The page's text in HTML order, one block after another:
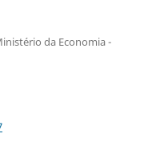
da Economia -